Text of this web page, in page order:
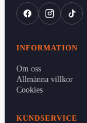
INFORMATION
Om oss
Allmänna villkor
Cookies
KUNDSERVICE